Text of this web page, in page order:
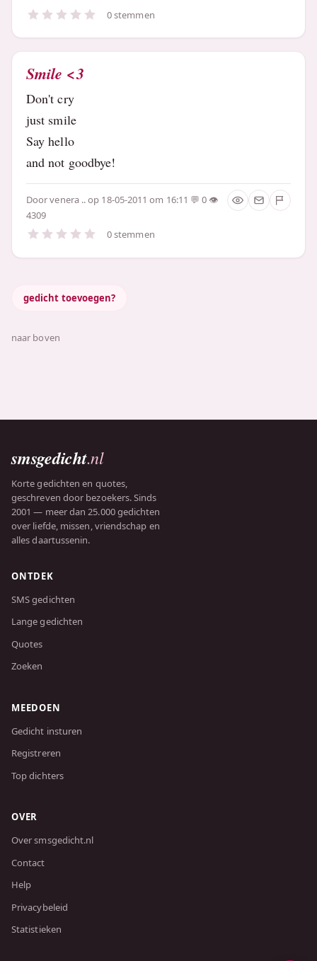
0 stemmen
Smile <3
Don't cry
just smile
Say hello
and not goodbye!
Doorvenera ..op 18-05-2011 om 16:11
0
4309
0 stemmen
gedicht toevoegen?
naar boven
smsgedicht.nl
Korte gedichten en quotes,
geschreven door bezoekers. Sinds
2001 — meer dan 25.000 gedichten
over liefde, missen, vriendschap en
alles daartussenin.
ONTDEK
SMS gedichten
Lange gedichten
Quotes
Zoeken
MEEDOEN
Gedicht insturen
Registreren
Top dichters
OVER
Over smsgedicht.nl
Contact
Help
Privacybeleid
Statistieken